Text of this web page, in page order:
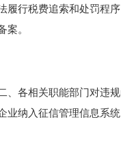
履行税费追索和处罚程
案。
各相关职能部门对违规
业纳入征信管理信息系